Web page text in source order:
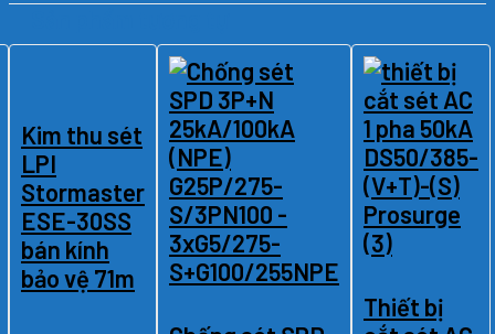
Kim thu sét
LPI
Stormaster
ESE-30SS
bán kính
bảo vệ 71m
Thiết bị